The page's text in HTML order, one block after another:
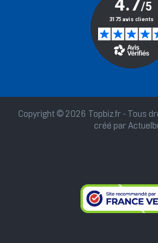
Copyright © 2026 Topbiz.fr - Tous
créé par